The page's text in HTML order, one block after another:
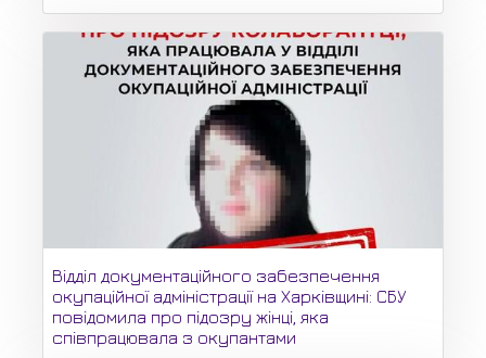
Відділ документаційного забезпечення
окупаційної адміністрації на Харківщині: СБУ
повідомила про підозру жінці, яка
співпрацювала з окупантами